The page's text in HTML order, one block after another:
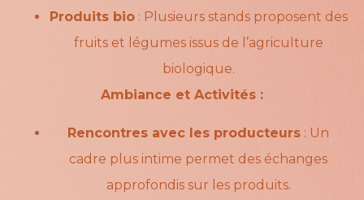
Produits bio: Plusieurs stands proposent des
fruits et légumes issus de l’agriculture
biologique.
Ambiance et Activités :
Rencontres avec les producteurs : Un
cadre plus intime permet des échanges
approfondis sur les produits.